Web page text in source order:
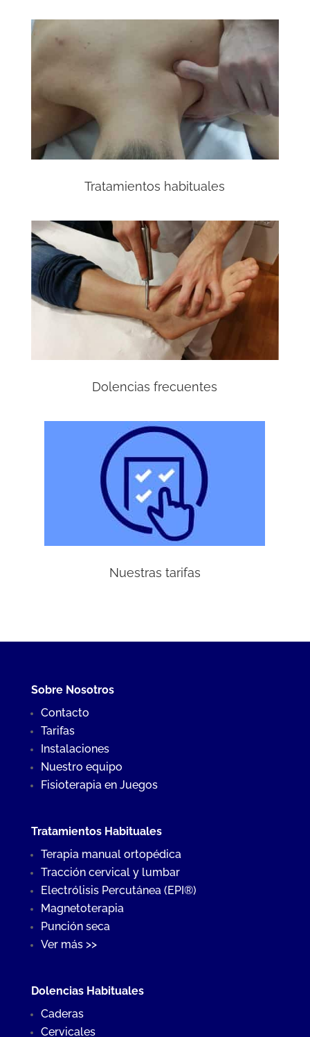
Tratamientos habituales
Dolencias frecuentes
Nuestras tarifas
Sobre Nosotros
Contacto
Tarifas
Instalaciones
Nuestro equipo
Fisioterapia en Juegos
Tratamientos Habituales
Terapia manual ortopédica
Tracción cervical y lumbar
Electrólisis Percutánea (EPI®)
Magnetoterapia
Punción seca
Ver más >>
Dolencias Habituales
Caderas
Cervicales